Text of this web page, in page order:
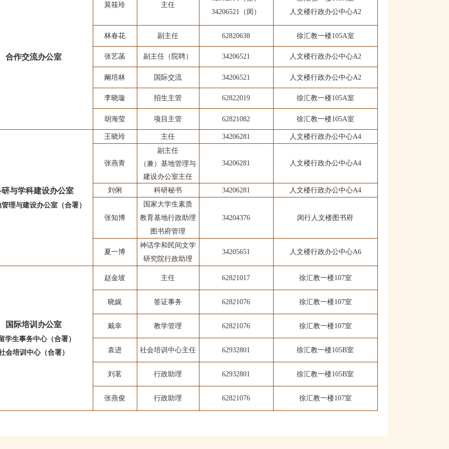
合作交流办公室
莫筱玲 主任
34206521（闵）
人文楼行政办公中心A2
林春花 副主任 62820638 徐汇教一楼105A室
张艺菡 副主任（院聘） 34206521 人文楼行政办公中心A2
阚培林 国际交流 34206521 人文楼行政办公中心A2
李晓璇 招生主管 62822019 徐汇教一楼105A室
胡海莹 项目主管 62821082 徐汇教一楼105A室
研与学科建设办公室
理与建设办公室（合署）
王晓玲 主任 34206281 人文楼行政办公中心A4
张燕青
副主任
（兼）基地管理与
建设办公室主任
34206281 人文楼行政办公中心A4
刘俐 科研秘书 34206281 人文楼行政办公中心A4
张知博
国家大学生素质
教育基地行政助理
图书府管理
34204376 闵行人文楼图书府
夏一博
神话学和民间文学
研究院行政助理
34205651 人文楼行政办公中心A6
国际培训办公室
学生事务中心（合署）
会培训中心（合署）
赵金坡 主任 62821017 徐汇教一楼107室
晓娓 签证事务 62821076 徐汇教一楼107室
戴幸 教学管理 62821076 徐汇教一楼107室
袁进 社会培训中心主任 62932801 徐汇教一楼105B室
刘茗 行政助理 62932801 徐汇教一楼105B室
张燕俊 行政助理 62821076 徐汇教一楼107室